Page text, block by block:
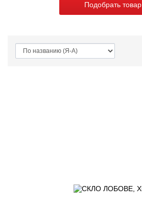
Подобрать товар